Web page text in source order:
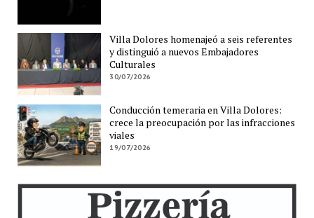
Villa Dolores homenajeó a seis referentes
y distinguió a nuevos Embajadores
Culturales
30/07/2026
Conducción temeraria en Villa Dolores:
crece la preocupación por las infracciones
viales
19/07/2026